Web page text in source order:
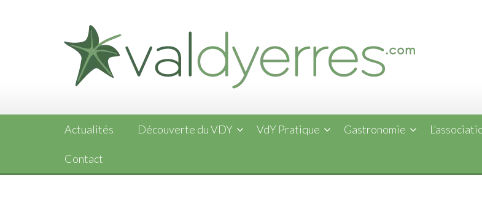
Actualités Découverte du VDY VdY Pratique Gastronomie
Contact